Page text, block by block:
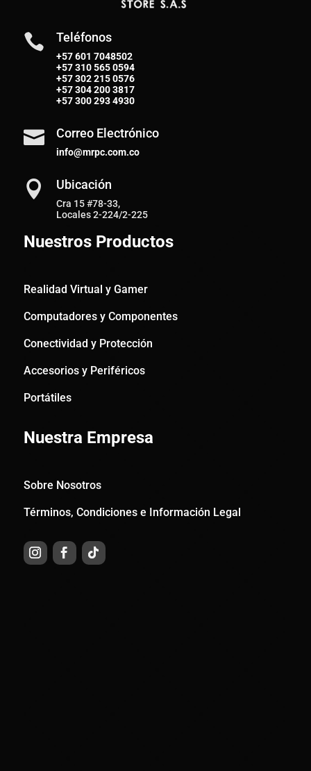
 Teléfonos
+57 601 7048502
+57310 565 0594
+57302 215 0576
+57304 200 3817
+57300 293 4930
 Correo Electrónico
info@mrpc.com.co
 Ubicación
Cra 15 #78-33,
Locales 2-224/2-225
Nuestros Productos
Realidad Virtual y Gamer
Computadores y Componentes
Conectividad y Protección
Accesorios y Periféricos
Portátiles
Nuestra Empresa
Sobre Nosotros
Términos, Condiciones e Información Legal